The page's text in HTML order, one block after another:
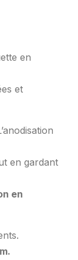
en
et
en gardant
en